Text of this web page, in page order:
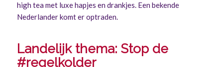
high tea met luxe hapjes en drankjes. Een bekende
Nederlander komt er optraden.
Landelijk thema: Stop de
#regelkolder